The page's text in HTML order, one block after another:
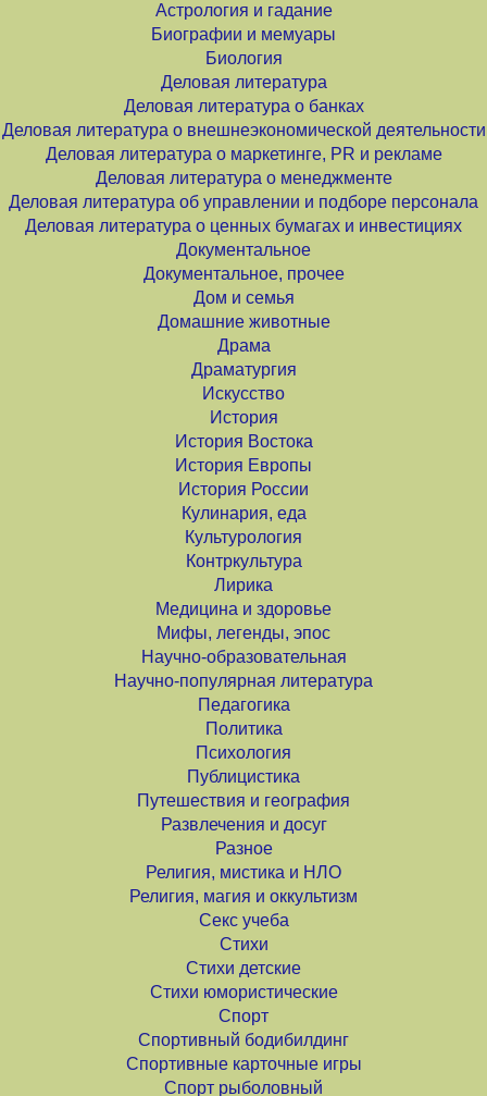
Астрология и гадание
Биографии и мемуары
Биология
Деловая литература
Деловая литература о банках
Деловая литература о внешнеэкономической деятельности
Деловая литература о маркетинге, PR и рекламе
Деловая литература о менеджменте
Деловая литература об управлении и подборе персонала
Деловая литература о ценных бумагах и инвестициях
Документальное
Документальное, прочее
Дом и семья
Домашние животные
Драма
Драматургия
Искусство
История
История Востока
История Европы
История России
Кулинария, еда
Культурология
Контркультура
Лирика
Медицина и здоровье
Мифы, легенды, эпос
Научно-образовательная
Научно-популярная литература
Педагогика
Политика
Психология
Публицистика
Путешествия и география
Развлечения и досуг
Разное
Религия, мистика и НЛО
Религия, магия и оккультизм
Секс учеба
Стихи
Стихи детские
Стихи юмористические
Спорт
Спортивный бодибилдинг
Спортивные карточные игры
Спорт рыболовный